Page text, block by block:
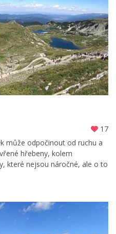
17
může odpočinout od ruchu a
hřebeny, kolem
které nejsou náročné, ale o to